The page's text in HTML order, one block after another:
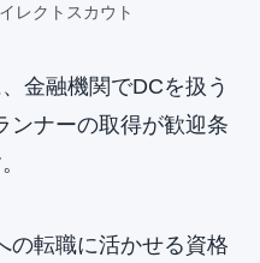
レクトスカウト
金融機関でDCを扱う
ンナーの取得が歓迎条
の転職に活かせる資格